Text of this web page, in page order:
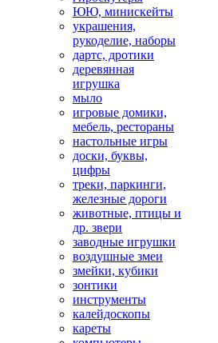
ЮЮ, минискейты
украшения,
рукоделие, наборы
дартс, дротики
деревянная
игрушка
мыло
игровые домики,
мебель, рестораны
настольные игры
доски, буквы,
цифры
треки, паркинги,
железные дороги
животные, птицы и
др. звери
заводные игрушки
воздушные змеи
змейки, кубики
зонтики
инструменты
калейдоскопы
кареты